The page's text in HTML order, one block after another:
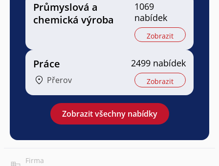
Průmyslová a
chemická výroba
1069
nabídek
Zobrazit
Práce
Přerov
2499 nabídek
Zobrazit
Zobrazit všechny nabídky
Firma